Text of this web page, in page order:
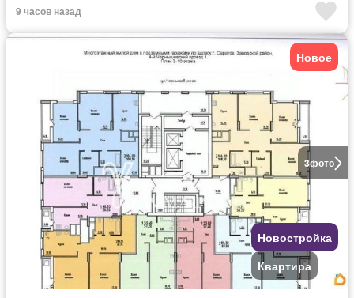
9 часов назад
3фото
Новое
Новостройка
Квартира